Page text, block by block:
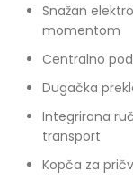
Snažan
momentom
Centralno
Dugačka
Integrirana
transport
Kopča za